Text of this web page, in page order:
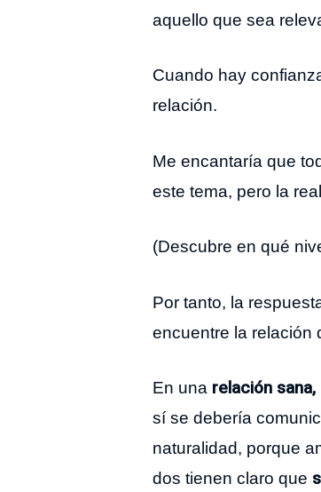
aquello que sea
Cuando hay
relación.
Me encantaría que
este tema, pero la
(Descubre en qué
Por tanto, la
encuentre la relación
En una relación
sí se debería
naturalidad, porque
dos tienen claro que